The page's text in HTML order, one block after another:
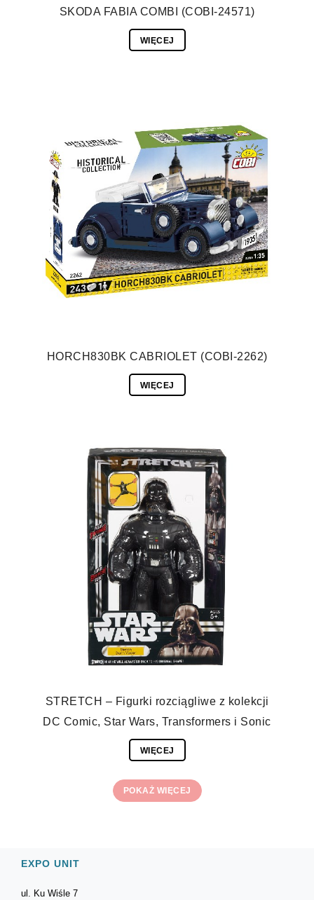
SKODA FABIA COMBI (COBI-24571)
WIĘCEJ
HORCH830BK CABRIOLET (COBI-2262)
WIĘCEJ
STRETCH – Figurki rozciągliwe z kolekcji
DC Comic, Star Wars, Transformers i Sonic
WIĘCEJ
POKAŻ WIĘCEJ
EXPO UNIT
ul. Ku Wiśle 7